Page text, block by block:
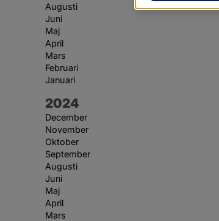
Augusti
Juni
Maj
April
Mars
Februari
Januari
År:
2024
December
November
Oktober
September
Augusti
Juni
Maj
April
Mars